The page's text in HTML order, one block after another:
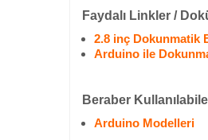
Faydalı Linkler /
2.8 inç Dokunmatik
Arduino ile
Beraber
Arduino Modelleri